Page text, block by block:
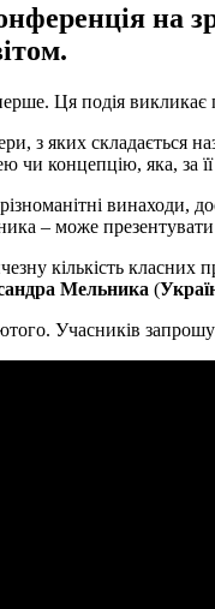
на
Ця подія
з яких складається
концепцію, яка, за
винаходи,
– може презентувати
кількість класних
Мельника (
Учасників